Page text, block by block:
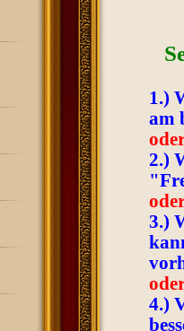
1.)
am
2.)
3.)
4.)